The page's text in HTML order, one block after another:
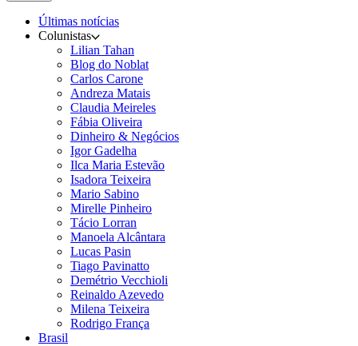
Últimas notícias
Colunistas
Lilian Tahan
Blog do Noblat
Carlos Carone
Andreza Matais
Claudia Meireles
Fábia Oliveira
Dinheiro & Negócios
Igor Gadelha
Ilca Maria Estevão
Isadora Teixeira
Mario Sabino
Mirelle Pinheiro
Tácio Lorran
Manoela Alcântara
Lucas Pasin
Tiago Pavinatto
Demétrio Vecchioli
Reinaldo Azevedo
Milena Teixeira
Rodrigo França
Brasil